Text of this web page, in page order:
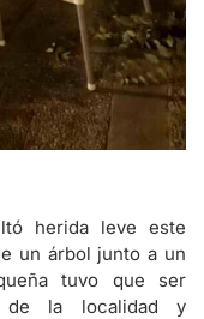
herida leve este
un árbol junto a un
tuvo que ser
de la localidad y